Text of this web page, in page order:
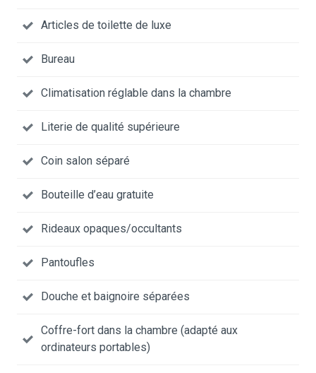
Articles de toilette de luxe
Bureau
Climatisation réglable dans la chambre
Literie de qualité supérieure
Coin salon séparé
Bouteille d’eau gratuite
Rideaux opaques/occultants
Pantoufles
Douche et baignoire séparées
Coffre-fort dans la chambre (adapté aux
ordinateurs portables)